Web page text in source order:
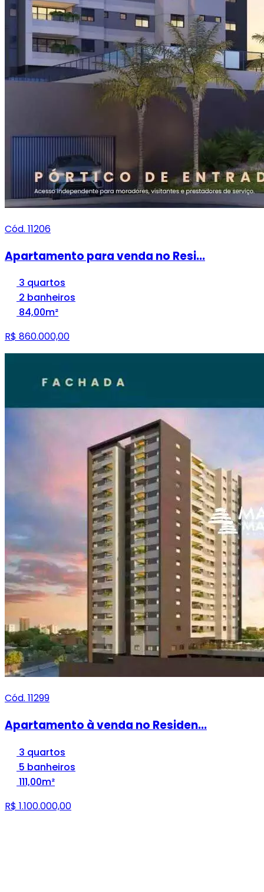
Cód. 11206
Apartamento para venda no Resi...
3 quartos
2 banheiros
84,00m²
R$ 860.000,00
Cód. 11299
Apartamento à venda no Residen...
3 quartos
5 banheiros
111,00m²
R$ 1.100.000,00